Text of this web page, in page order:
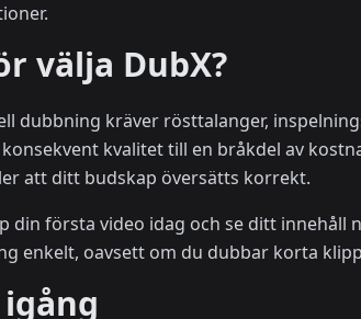
välja DubX?
dubbning kräver rösttalanger,
kvalitet till en bråkdel av
att ditt budskap översätts korrekt.
din första video idag och se ditt
enkelt, oavsett om du dubbar korta